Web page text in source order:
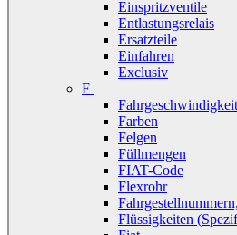
Einspritzventile
Entlastungsrelais
Ersatzteile
Einfahren
Exclusiv
F
Farben
Felgen
Füllmengen
FIAT-Code
Flexrohr
Flüssigkeiten